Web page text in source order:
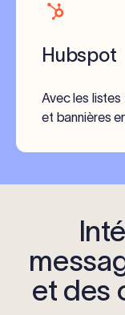
Hubspot
Avec les
et bannières
et des